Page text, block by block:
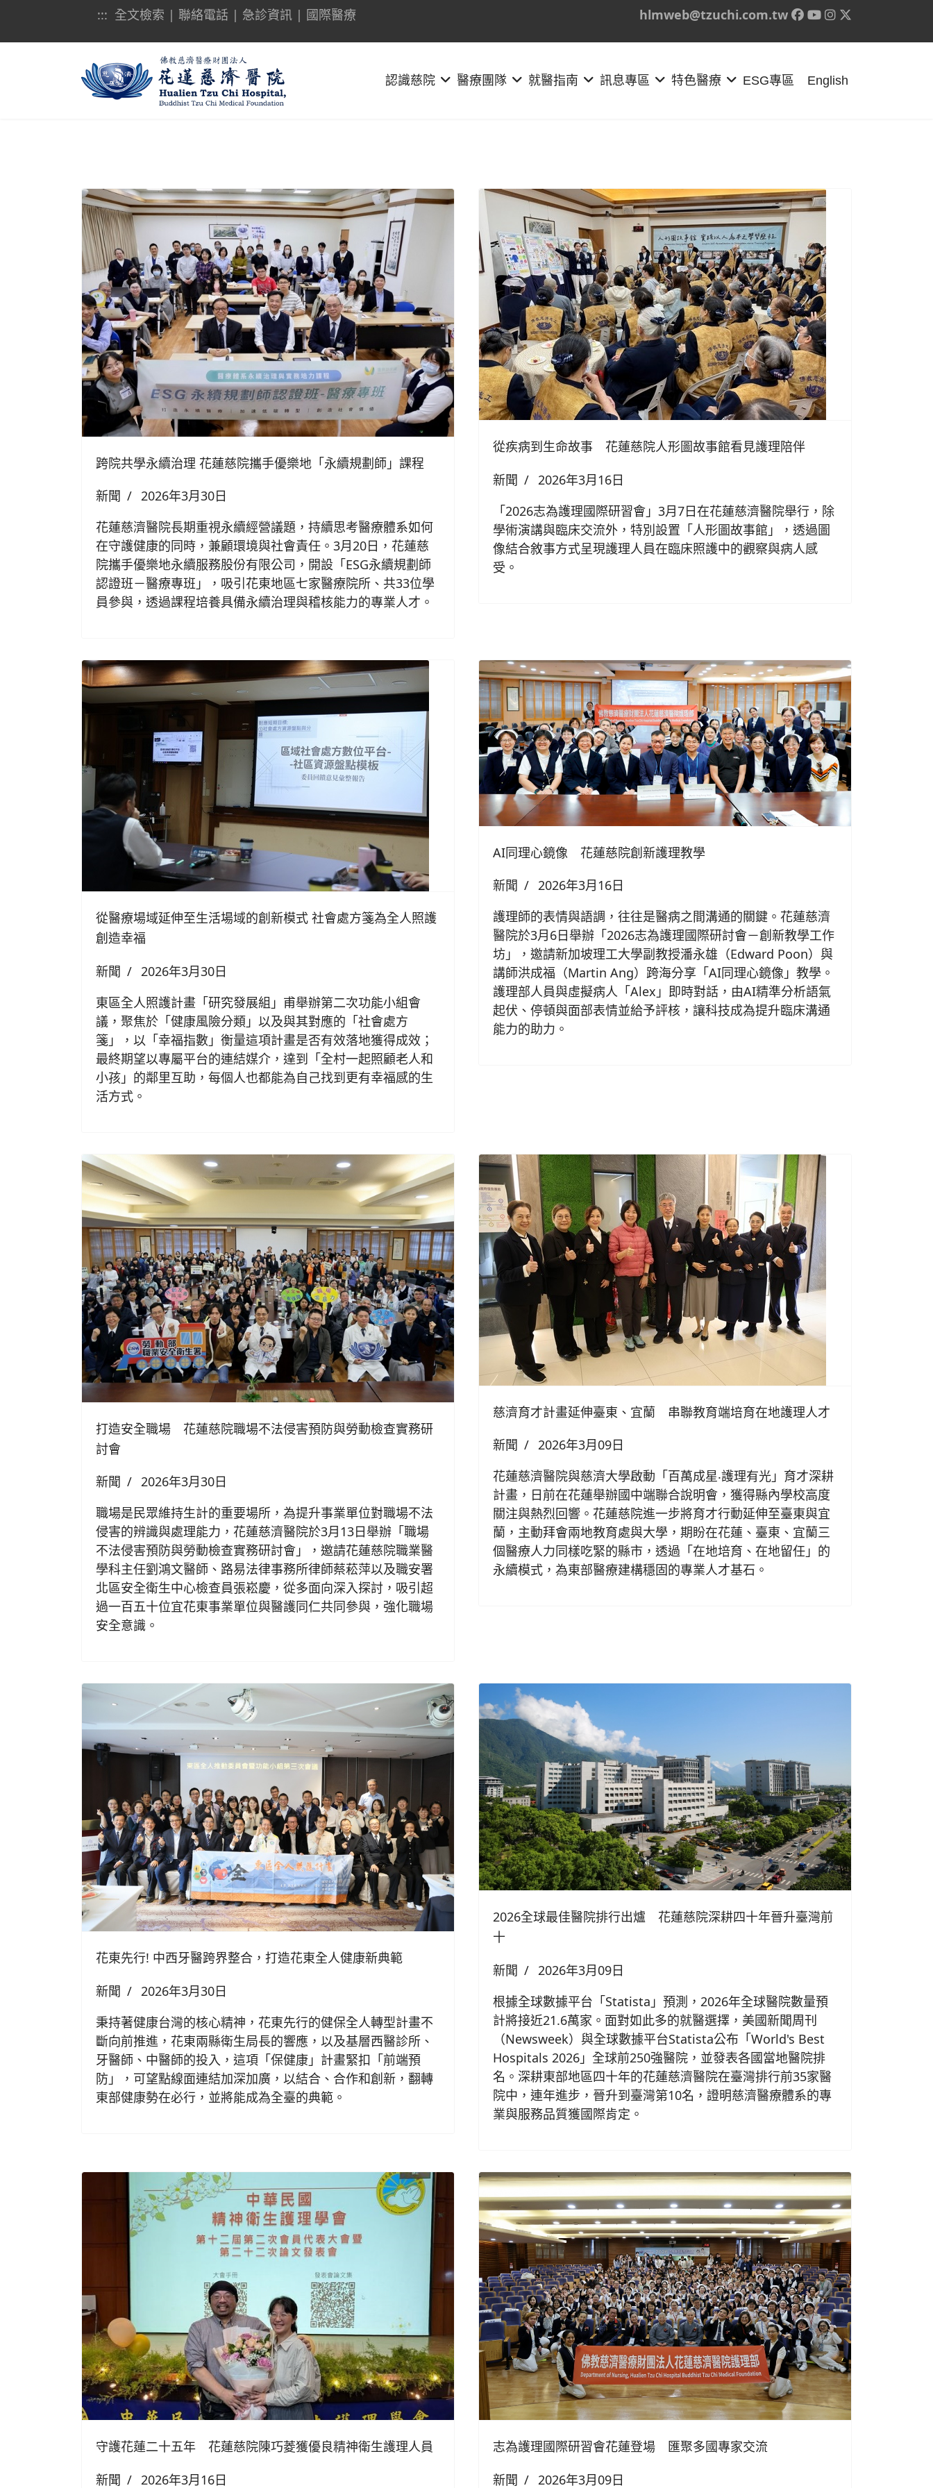
::: 全文檢索 | 聯絡電話| 急診資訊| 國際醫療 hlmweb@tzuchi.com.tw
認識慈院 醫療團隊 就醫指南 訊息專區 特色醫療 ESG專區 English
跨院共學永續治理 花蓮慈院攜手優樂地「永續規劃師」課程
新聞
2026年3月30日
花蓮慈濟醫院長期重視永續經營議題，持續思考醫療體系如何
在守護健康的同時，兼顧環境與社會責任。3月20日，花蓮慈
院攜手優樂地永續服務股份有限公司，開設「ESG永續規劃師
認證班－醫療專班」，吸引花東地區七家醫療院所、共33位學
員參與，透過課程培養具備永續治理與稽核能力的專業人才。
從疾病到生命故事 花蓮慈院人形圖故事館看見護理陪伴
新聞
2026年3月16日
「2026志為護理國際研習會」3月7日在花蓮慈濟醫院舉行，除
學術演講與臨床交流外，特別設置「人形圖故事館」，透過圖
像結合敘事方式呈現護理人員在臨床照護中的觀察與病人感
受。
從醫療場域延伸至生活場域的創新模式 社會處方箋為全人照護
創造幸福
新聞
2026年3月30日
東區全人照護計畫「研究發展組」甫舉辦第二次功能小組會
議，聚焦於「健康風險分類」以及與其對應的「社會處方
箋」，以「幸福指數」衡量這項計畫是否有效落地獲得成效；
最終期望以專屬平台的連結媒介，達到「全村一起照顧老人和
小孩」的鄰里互助，每個人也都能為自己找到更有幸福感的生
活方式。
AI同理心鏡像 花蓮慈院創新護理教學
新聞
2026年3月16日
護理師的表情與語調，往往是醫病之間溝通的關鍵。花蓮慈濟
醫院於3月6日舉辦「2026志為護理國際研討會－創新教學工作
坊」，邀請新加坡理工大學副教授潘永雄（Edward Poon）與
講師洪成福（Martin Ang）跨海分享「AI同理心鏡像」教學。
護理部人員與虛擬病人「Alex」即時對話，由AI精準分析語氣
起伏、停頓與面部表情並給予評核，讓科技成為提升臨床溝通
能力的助力。
打造安全職場 花蓮慈院職場不法侵害預防與勞動檢查實務研
討會
新聞
2026年3月30日
職場是民眾維持生計的重要場所，為提升事業單位對職場不法
侵害的辨識與處理能力，花蓮慈濟醫院於3月13日舉辦「職場
不法侵害預防與勞動檢查實務研討會」，邀請花蓮慈院職業醫
學科主任劉鴻文醫師、路易法律事務所律師蔡菘萍以及職安署
北區安全衛生中心檢查員張崧慶，從多面向深入探討，吸引超
過一百五十位宜花東事業單位與醫護同仁共同參與，強化職場
安全意識。
慈濟育才計畫延伸臺東、宜蘭 串聯教育端培育在地護理人才
新聞
2026年3月09日
花蓮慈濟醫院與慈濟大學啟動「百萬成星‧護理有光」育才深耕
計畫，日前在花蓮舉辦國中端聯合說明會，獲得縣內學校高度
關注與熱烈回響。花蓮慈院進一步將育才行動延伸至臺東與宜
蘭，主動拜會兩地教育處與大學，期盼在花蓮、臺東、宜蘭三
個醫療人力同樣吃緊的縣市，透過「在地培育、在地留任」的
永續模式，為東部醫療建構穩固的專業人才基石。
花東先行! 中西牙醫跨界整合，打造花東全人健康新典範
新聞
2026年3月30日
秉持著健康台灣的核心精神，花東先行的健保全人轉型計畫不
斷向前推進，花東兩縣衛生局長的響應，以及基層西醫診所、
牙醫師、中醫師的投入，這項「保健康」計畫緊扣「前端預
防」，可望點線面連結加深加廣，以結合、合作和創新，翻轉
東部健康勢在必行，並將能成為全臺的典範。
2026全球最佳醫院排行出爐 花蓮慈院深耕四十年晉升臺灣前
十
新聞
2026年3月09日
根據全球數據平台「Statista」預測，2026年全球醫院數量預
計將接近21.6萬家。面對如此多的就醫選擇，美國新聞周刊
（Newsweek）與全球數據平台Statista公布「World's Best
Hospitals 2026」全球前250強醫院，並發表各國當地醫院排
名。深耕東部地區四十年的花蓮慈濟醫院在臺灣排行前35家醫
院中，連年進步，晉升到臺灣第10名，證明慈濟醫療體系的專
業與服務品質獲國際肯定。
守護花蓮二十五年 花蓮慈院陳巧菱獲優良精神衛生護理人員
新聞
2026年3月16日
志為護理國際研習會花蓮登場 匯聚多國專家交流
新聞
2026年3月09日